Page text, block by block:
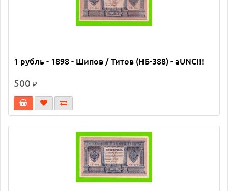
1 рубль - 1898 - Шипов / Титов (НБ-388) - aUNC!!!
500 ₽